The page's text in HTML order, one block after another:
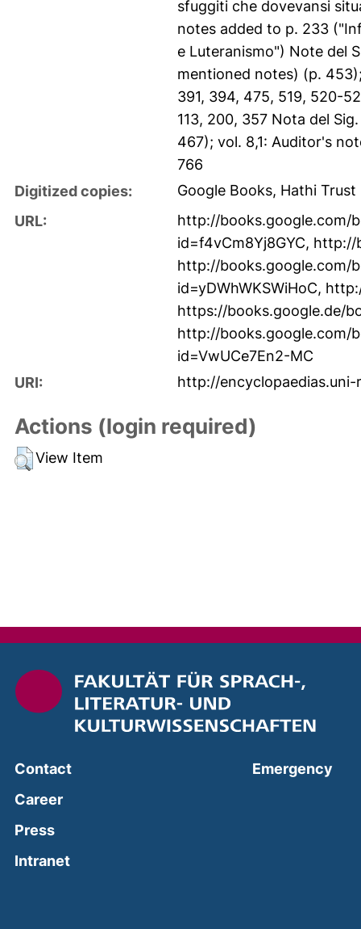
sfuggiti che dovevansi
notes added to p. 233
e Luteranismo") Note del
mentioned notes) (p.
391, 394, 475, 519, 520-
113, 200, 357 Nota del
467); vol. 8,1: Auditor's
766
Digitized copies:
Google Books, Hathi Trust
URL:
http://books.google.com/
id=f4vCm8Yj8GYC, http://
http://books.google.com/
id=yDWhWKSWiHoC,
https://books.google.de/
http://books.google.com/
id=VwUCe7En2-MC
URI:
http://
Actions (login required)
View Item
Contact
Career
Press
Intranet(external link, opens in a new window)
Emergency